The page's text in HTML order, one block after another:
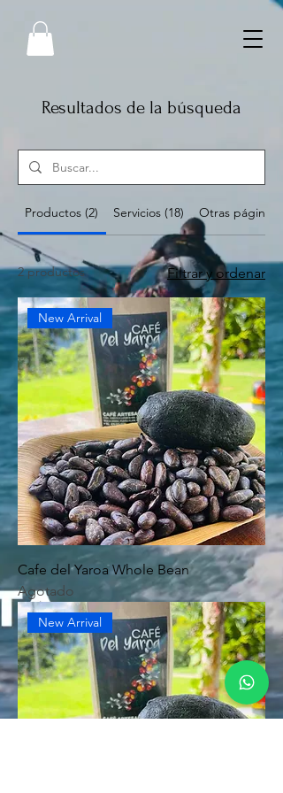
Resultados de la búsqueda
Productos (2) Servicios (18) Otras páginas
2 productos Filtrar y ordenar
New Arrival
Cafe del Yaroa Whole Bean
Agotado
New Arrival